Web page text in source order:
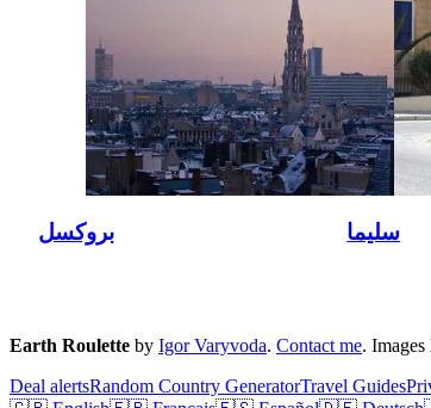
بروكسل سليما
Earth Roulette by Igor Varyvoda. Contact me. Images
Deal alertsRandom Country GeneratorTravel Guides